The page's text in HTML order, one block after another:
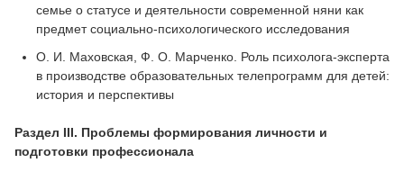
семье о статусе и деятельности современной няни как
предмет социально-психологического исследования
О. И. Маховская, Ф. О. Марченко. Роль психолога-эксперта
в производстве образовательных телепрограмм для детей:
история и перспективы
Раздел III. Проблемы формирования личности и
подготовки профессионала